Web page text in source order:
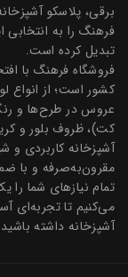
برقی، پلاسکو
فرهنگ را به انتخابی
تبدیل کرده است.
فروشگاه فرهنگ با
کشور است؛ از انواع
عروس در طرح‌ها و
کت)، ظروف بلور و
آشپزخانه کاربردی و
مقرون‌به‌صرفه و با
تمام نیازهای شما را
می‌کنیم تا تجربه‌ای
آشپزخانه داشته